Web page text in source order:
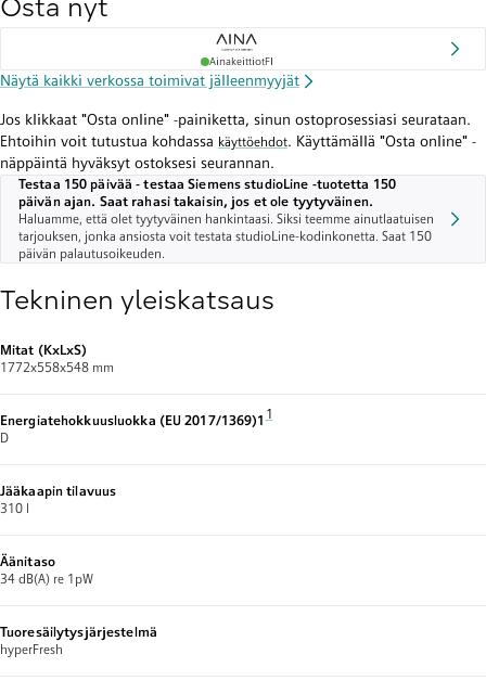
Osta nyt
AinakeittiotFI
Näytä kaikki verkossa toimivat jälleenmyyjät
Jos klikkaat "Osta online" -painiketta, sinun ostoprosessiasi seurataan.
Ehtoihin voit tutustua kohdassa käyttöehdot. Käyttämällä "Osta online" -
näppäintä hyväksyt ostoksesi seurannan.
Testaa 150 päivää - testaa Siemens studioLine -tuotetta 150
päivän ajan. Saat rahasi takaisin, jos et ole tyytyväinen.
Haluamme, että olet tyytyväinen hankintaasi. Siksi teemme ainutlaatuisen
tarjouksen, jonka ansiosta voit testata studioLine-kodinkonetta. Saat 150
päivän palautusoikeuden.
Tekninen yleiskatsaus
Mitat (KxLxS)
1772x558x548 mm
Energiatehokkuusluokka (EU 2017/1369)1​Alaviite 1: Energialuokitus asteikolla A
1
D
Jääkaapin tilavuus
310 l
Äänitaso
34 dB(A) re 1pW
Tuoresäilytysjärjestelmä
hyperFresh